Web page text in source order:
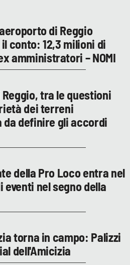
di Reggio
conto: 12,3 milioni di
amministratori – NOMI
Reggio, tra le questioni
dei terreni
definire gli accordi
della Pro Loco entra nel
nel segno della
torna in campo: Palizzi
dell'Amicizia